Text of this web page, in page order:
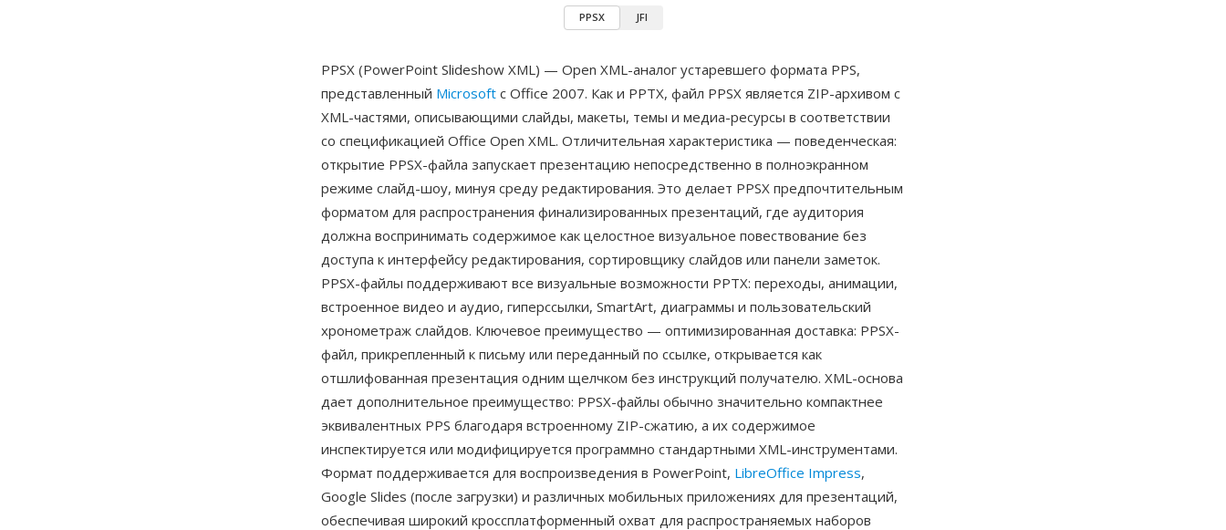
PPSX JFI
PPSX (PowerPoint Slideshow XML) — Open XML-аналог устаревшего формата PPS,
представленный Microsoft с Office 2007. Как и PPTX, файл PPSX является ZIP-архивом с
XML-частями, описывающими слайды, макеты, темы и медиа-ресурсы в соответствии
со спецификацией Office Open XML. Отличительная характеристика — поведенческая:
открытие PPSX-файла запускает презентацию непосредственно в полноэкранном
режиме слайд-шоу, минуя среду редактирования. Это делает PPSX предпочтительным
форматом для распространения финализированных презентаций, где аудитория
должна воспринимать содержимое как целостное визуальное повествование без
доступа к интерфейсу редактирования, сортировщику слайдов или панели заметок.
PPSX-файлы поддерживают все визуальные возможности PPTX: переходы, анимации,
встроенное видео и аудио, гиперссылки, SmartArt, диаграммы и пользовательский
хронометраж слайдов. Ключевое преимущество — оптимизированная доставка: PPSX-
файл, прикрепленный к письму или переданный по ссылке, открывается как
отшлифованная презентация одним щелчком без инструкций получателю. XML-основа
дает дополнительное преимущество: PPSX-файлы обычно значительно компактнее
эквивалентных PPS благодаря встроенному ZIP-сжатию, а их содержимое
инспектируется или модифицируется программно стандартными XML-инструментами.
Формат поддерживается для воспроизведения в PowerPoint, LibreOffice Impress,
Google Slides (после загрузки) и различных мобильных приложениях для презентаций,
обеспечивая широкий кроссплатформенный охват для распространяемых наборов